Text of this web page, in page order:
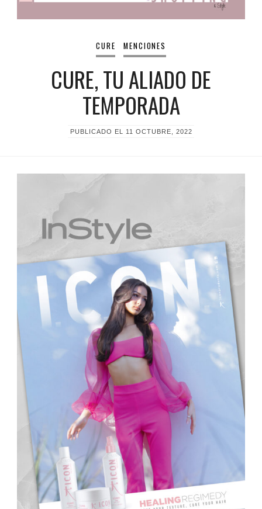
CURE MENCIONES
CURE, TU ALIADO DE
TEMPORADA
PUBLICADO EL 11 OCTUBRE, 2022